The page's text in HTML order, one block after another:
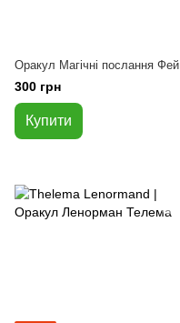
Оракул Магічні послання Фей
300 грн
Купити